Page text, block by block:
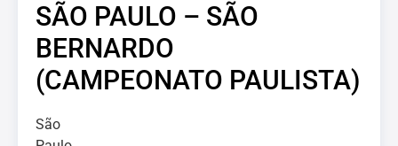
SÃO PAULO – SÃO
BERNARDO
(CAMPEONATO PAULISTA)
São